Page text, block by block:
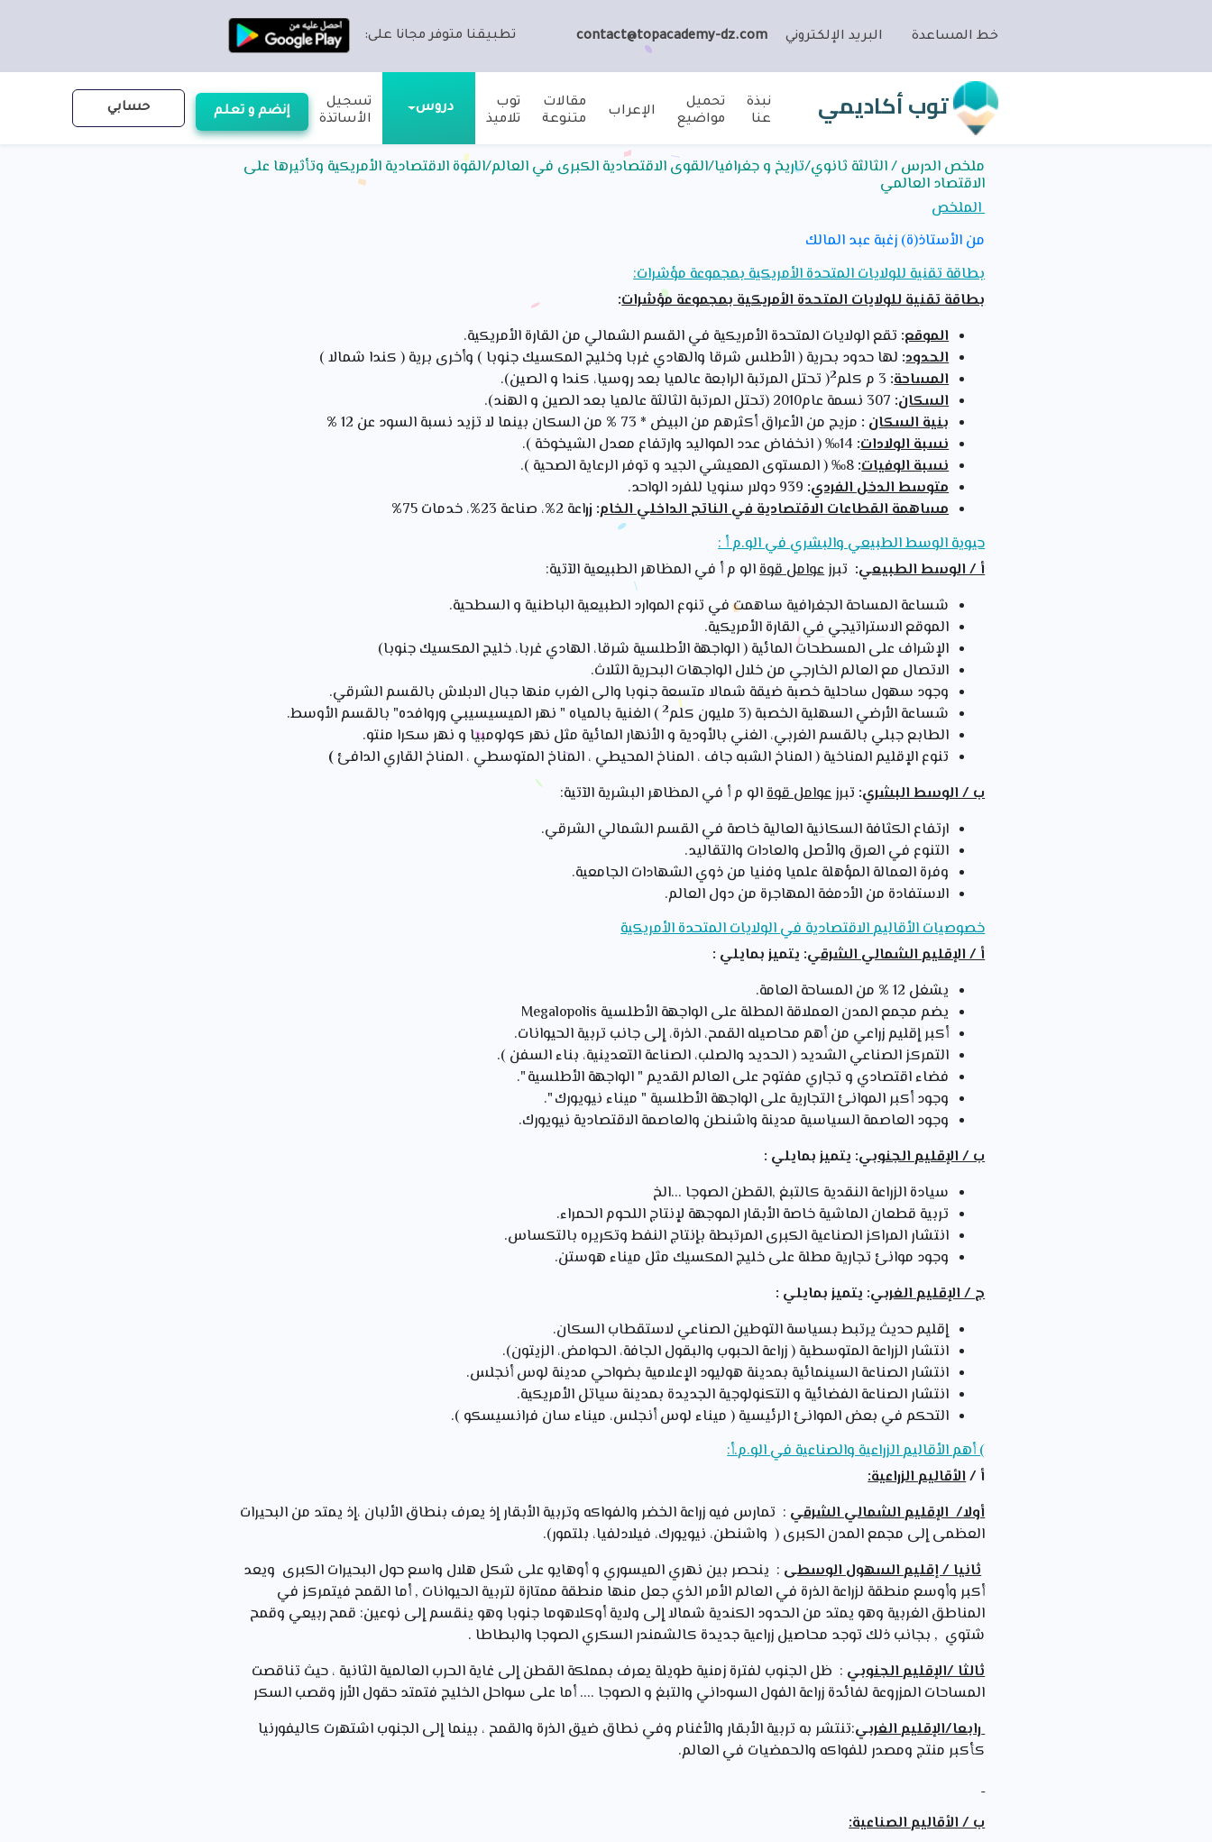
خط المساعدة البريد الإلكتروني contact@topacademy-dz.com تطبيقنا متوفر مجانا على:
توب أكاديمي
نبذة
عنا
تحميل
مواضيع
الإعراب
مقالات
متنوعة
توب
تلاميذ
دروس
تسجيل
الأساتذة
إنضم و تعلم حسابي
ملخص الدرس / الثالثة ثانوي/تاريخ و جغرافيا/القوى الاقتصادية الكبرى في العالم/القوة الاقتصادية الأمريكية وتأثيرها على
الاقتصاد العالمي
الملخص
من الأستاذ(ة) زغبة عبد المالك
بطاقة تقنية للولايات المتحدة الأمريكية بمجموعة مؤشرات:
بطاقة تقنية للولايات المتحدة الأمريكية بمجموعة مؤشرات:
الموقع: تقع الولايات المتحدة الأمريكية في القسم الشمالي من القارة الأمريكية.
الحدود: لها حدود بحرية ( الأطلس شرقا والهادي غربا وخليج المكسيك جنوبا ) وأخرى برية ( كندا شمالا )
المساحة: 3 م كلم 2( تحتل المرتبة الرابعة عالميا بعد روسيا، كندا و الصين).
السكان:
بنية السكان : مزيج من الأعراق أكثرهم من البيض * 73 % من السكان بينما لا تزيد نسبة السود عن 12 %
نسبة الولادات: 14‰ ( انخفاض عدد المواليد وارتفاع معدل الشيخوخة ).
نسبة الوفيات: 8‰ ( المستوى المعيشي الجيد و توفر الرعاية الصحية ).
متوسط الدخل الفردي: 939 دولار سنويا للفرد الواحد.
مساهمة القطاعات الاقتصادية في الناتج الداخلي الخام: زراعة 2%، صناعة 23%، خدمات 75%
حيوية الوسط الطبيعي والبشري في الو.م أ :
أ / الوسط الطبيعي: تبرزعوامل قوةالو م أ في المظاهر الطبيعية الآتية:
شساعة المساحة الجغرافية ساهمت في تنوع الموارد الطبيعية الباطنية و السطحية.
الموقع الاستراتيجي في القارة الأمريكية.
الإشراف على المسطحات المائية ( الواجهة الأطلسية شرقا، الهادي غربا، خليج المكسيك جنوبا)
الاتصال مع العالم الخارجي من خلال الواجهات البحرية الثلاث.
وجود سهول ساحلية خصبة ضيقة شمالا متسعة جنوبا والى الغرب منها جبال الابلاش بالقسم الشرقي.
شساعة الأرضي السهلية الخصبة (3 مليون كلم
2) الغنية بالمياه " نهر الميسيسيبي وروافده" بالقسم الأوسط.
الطابع جبلي بالقسم الغربي، الغني بالأودية و الأنهار المائية مثل نهر كولومبيا و نهر سكرا منتو.
تنوع الإقليم المناخية ( المناخ الشبه جاف ، المناخ المحيطي ، المناخ المتوسطي ، المناخ القاري الدافئ )
ب / الوسط البشري: تبرزعوامل قوةالو م أ في المظاهر البشرية الآتية:
ارتفاع الكثافة السكانية العالية خاصة في القسم الشمالي الشرقي.
التنوع في العرق والأصل والعادات والتقاليد.
وفرة العمالة المؤهلة علميا وفنيا من ذوي الشهادات الجامعية.
الاستفادة من الأدمغة المهاجرة من دول العالم.
خصوصيات الأقاليم الاقتصادية في الولايات المتحدة الأمريكية
أ / الإقليم الشمالي الشرقي: يتميز بمايلي :
يشغل 12 % من المساحة العامة.
يضم مجمع المدن العملاقة المطلة على الواجهة الأطلسية Megalopolis
أكبر إقليم زراعي من أهم محاصيله القمح، الذرة، إلى جانب تربية الحيوانات.
التمركز الصناعي الشديد ( الحديد والصلب، الصناعة التعدينية، بناء السفن ).
فضاء اقتصادي و تجاري مفتوح على العالم القديم " الواجهة الأطلسية ".
وجود أكبر الموانئ التجارية على الواجهة الأطلسية " ميناء نيويورك ".
وجود العاصمة السياسية مدينة واشنطن والعاصمة الاقتصادية نيويورك.
ب / الإقليم الجنوبي: يتميز بمايلي :
سيادة الزراعة النقدية كالتبغ ,القطن الصوجا ...الخ
تربية قطعان الماشية خاصة الأبقار الموجهة لإنتاج اللحوم الحمراء.
انتشار المراكز الصناعية الكبرى المرتبطة بإنتاج النفط وتكريره بالتكساس.
وجود موانئ تجارية مطلة على خليج المكسيك مثل ميناء هوستن.
ج / الإقليم الغربي: يتميز بمايلي :
إقليم حديث يرتبط بسياسة التوطين الصناعي لاستقطاب السكان.
انتشار الزراعة المتوسطية ( زراعة الحبوب والبقول الجافة، الحوامض، الزيتون).
انتشار الصناعة السينمائية بمدينة هوليود الإعلامية بضواحي مدينة لوس أنجلس.
انتشار الصناعة الفضائية و التكنولوجية الجديدة بمدينة سياتل الأمريكية.
التحكم في بعض الموانئ الرئيسية ( ميناء لوس أنجلس، ميناء سان فرانسيسكو ).
) أهم الأقاليم الزراعية والصناعية في الو.م.أ:
أ /الأقاليم الزراعية:
أولا/ الإقليم الشمالي الشرقي : تمارس فيه زراعة الخضر والفواكه وتربية الأبقار إذ يعرف بنطاق الألبان ،إذ يمتد من البحيرات
العظمى إلى مجمع المدن الكبرى ( واشنطن، نيويورك، فيلادلفيا، بلتمور).
ثانيا / إقليم السهول الوسطى : ينحصر بين نهري الميسوري و أوهايو على شكل هلال واسع حول البحيرات الكبرى ويعد
أكبر وأوسع منطقة لزراعة الذرة في العالم الأمر الذي جعل منها منطقة ممتازة لتربية الحيوانات , أما القمح فيتمركز في
المناطق الغربية وهو يمتد من الحدود الكندية شمالا إلى ولاية أوكلاهوما جنوبا وهو ينقسم إلى نوعين: قمح ربيعي وقمح
شتوي , بجانب ذلك توجد محاصيل زراعية جديدة كالشمندر السكري الصوجا والبطاطا .
ثالثا /الإقليم الجنوبي : ظل الجنوب لفترة زمنية طويلة يعرف بمملكة القطن إلى غاية الحرب العالمية الثانية ، حيث تناقصت
المساحات المزروعة لفائدة زراعة الفول السوداني والتبغ و الصوجا .... أما على سواحل الخليج فتمتد حقول الأرز وقصب السكر
رابعا/الإقليم الغربي:تنتشر به تربية الأبقار والأغنام وفي نطاق ضيق الذرة والقمح ، بينما إلى الجنوب اشتهرت كاليفورنيا
كأكبر منتج ومصدر للفواكه والحمضيات في العالم.
ب / الأقاليم الصناعية: